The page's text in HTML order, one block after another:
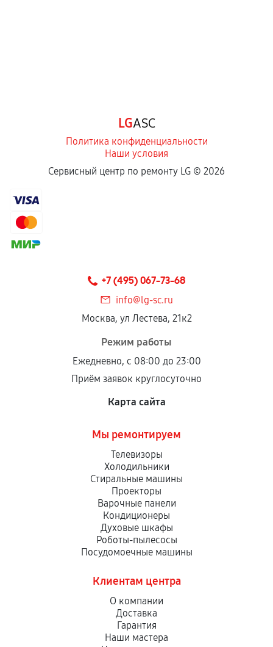
отдельных условиях.
Если комплектующие куплены
сохраняться полностью или частично, если
соблюдены следующие условия:
Установка была выполнена нашим сервисным
При этом гарантия на сами комплектующие
продавца. За качество сторонних деталей
сервисный центр ответственности не несет.
LGASC
Политика конфиденциальности
Наши условия
Сервисный центр по ремонту LG © 2026
+7 (495) 067-73-68
info@lg-sc.ru
Москва, ул Лестева, 21к2
Режим работы
Ежедневно, с 08:00 до 23:00
Приём заявок круглосуточно
Карта сайта
Мы ремонтируем
Телевизоры
Холодильники
Стиральные машины
Проекторы
Варочные панели
Кондиционеры
Духовые шкафы
Роботы-пылесосы
Посудомоечные машины
Клиентам центра
О компании
Доставка
Гарантия
Наши мастера